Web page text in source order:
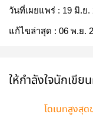
วันที่เผยแพร่ : 19 มิ.ย.
แก้ไขล่าสุด : 06 พ.ย.
ให้กำลังใจนักเขีย
โดเนทสูงสุด